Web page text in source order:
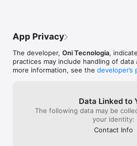
App Privacy
The developer, Oni Tecnologia,
practices may include handling of data
more information, see the developer’s
Data Linked to
The following data may be
your identity:
Contact Info